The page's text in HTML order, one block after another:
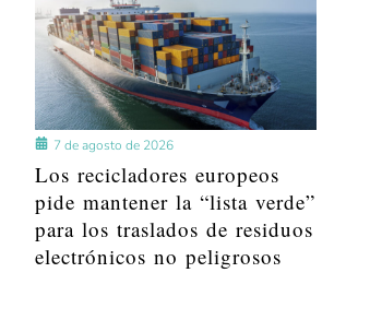
7 de agosto de 2026
Los recicladores europeos
pide mantener la “lista verde”
para los traslados de residuos
electrónicos no peligrosos